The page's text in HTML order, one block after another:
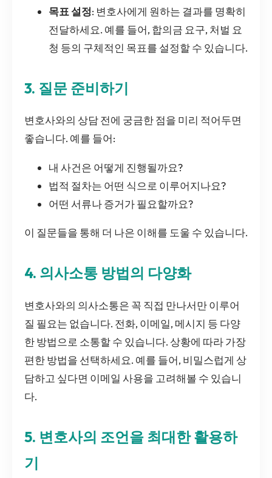
목표 설정: 변호사에게 원하는 결과를 명확히
전달하세요. 예를 들어, 합의금 요구, 처벌 요
청 등의 구체적인 목표를 설정할 수 있습니다.
3. 질문 준비하기
변호사와의 상담 전에 궁금한 점을 미리 적어두면
좋습니다. 예를 들어:
내 사건은 어떻게 진행될까요?
법적 절차는 어떤 식으로 이루어지나요?
어떤 서류나 증거가 필요할까요?
이 질문들을 통해 더 나은 이해를 도울 수 있습니다.
4. 의사소통 방법의 다양화
변호사와의 의사소통은 꼭 직접 만나서만 이루어
질 필요는 없습니다. 전화, 이메일, 메시지 등 다양
한 방법으로 소통할 수 있습니다. 상황에 따라 가장
편한 방법을 선택하세요. 예를 들어, 비밀스럽게 상
담하고 싶다면 이메일 사용을 고려해볼 수 있습니
다.
5. 변호사의 조언을 최대한 활용하
기